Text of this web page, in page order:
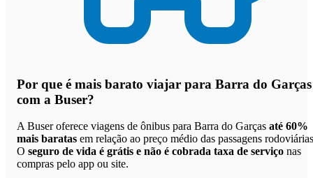
Por que é mais barato viajar para Barra do Garças
com a Buser?
A Buser oferece viagens de ônibus para Barra do Garças até 60%
mais baratas em relação ao preço médio das passagens
O seguro de vida é grátis e não é cobrada taxa de serviço nas
compras pelo app ou site.